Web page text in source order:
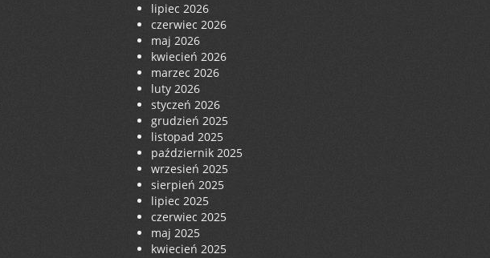
lipiec 2026
czerwiec 2026
maj 2026
kwiecień 2026
marzec 2026
luty 2026
styczeń 2026
grudzień 2025
listopad 2025
październik 2025
wrzesień 2025
sierpień 2025
lipiec 2025
czerwiec 2025
maj 2025
kwiecień 2025